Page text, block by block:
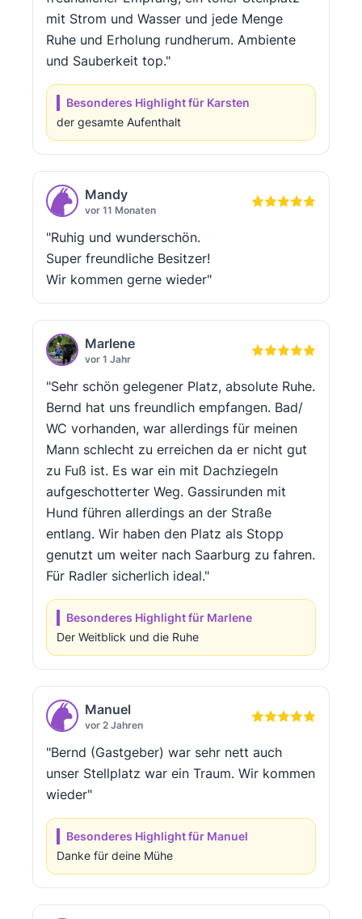
mit Strom und Wasser und jede Menge
Ruhe und Erholung rundherum. Ambiente
und Sauberkeit top."
Besonderes Highlight für Karsten
der gesamte Aufenthalt
Mandy
vor 11 Monaten
"Ruhig und wunderschön.
Super freundliche Besitzer!
Wir kommen gerne wieder"
Marlene
vor 1 Jahr
"Sehr schön gelegener Platz, absolute Ruhe.
Bernd hat uns freundlich empfangen. Bad/
WC vorhanden, war allerdings für meinen
Mann schlecht zu erreichen da er nicht gut
zu Fuß ist. Es war ein mit Dachziegeln
aufgeschotterter Weg. Gassirunden mit
Hund führen allerdings an der Straße
entlang. Wir haben den Platz als Stopp
genutzt um weiter nach Saarburg zu fahren.
Für Radler sicherlich ideal."
Besonderes Highlight für Marlene
Der Weitblick und die Ruhe
Manuel
vor 2 Jahren
"Bernd (Gastgeber) war sehr nett auch
unser Stellplatz war ein Traum. Wir kommen
wieder"
Besonderes Highlight für Manuel
Danke für deine Mühe